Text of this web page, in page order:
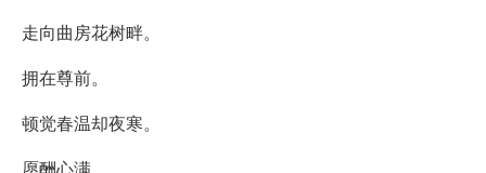
走向曲房花树畔。
拥在尊前。
顿觉春温却夜寒。
愿酬心满。